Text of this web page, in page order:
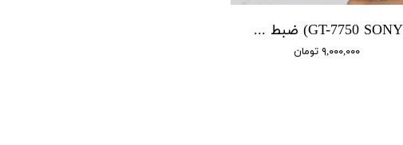
(GT-7750 SONY) ضبط کننده دیجیتالی صدا سونی - 16 گیگابایت - دارای سنسور صدا
۹,۰۰۰,۰۰۰ تومان